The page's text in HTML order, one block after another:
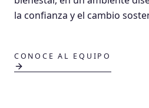
la confianza y el cambio
CONOCE AL EQUIPO